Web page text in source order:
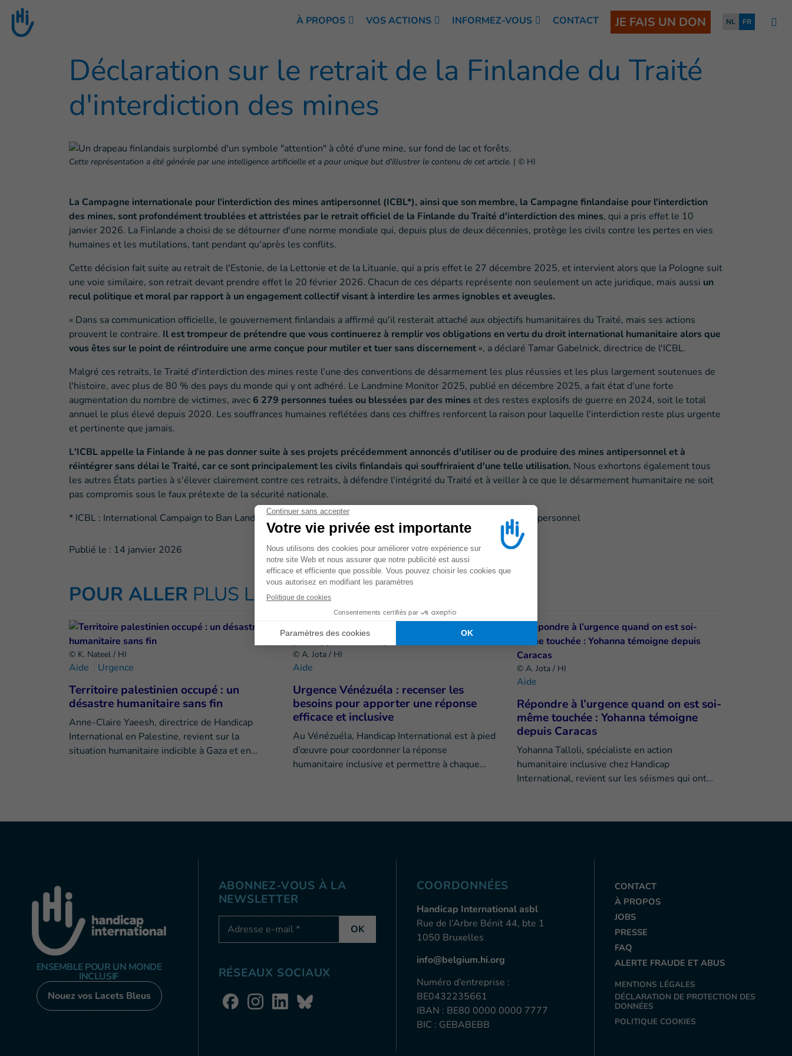
Goto main content
À PROPOS
VOS ACTIONS INFORMEZ-VOUS CONTACT JE FAIS UN DON NL FR
Déclaration sur le retrait de la Finlande du Traité
d'interdiction des mines
Cette représentation a été générée par une intelligence artificielle et a pour unique but d'illustrer le contenu de cet article. | © HI
La Campagne internationale pour l'interdiction des mines antipersonnel (ICBL*), ainsi que son membre, la Campagne finlandaise pour l'interdiction
des mines, sont profondément troublées et attristées par le retrait officiel de la Finlande du Traité d'interdiction des mines, qui a pris effet le 10
janvier 2026. La Finlande a choisi de se détourner d'une norme mondiale qui, depuis plus de deux décennies, protège les civils contre les pertes en vies
humaines et les mutilations, tant pendant qu'après les conflits.
Cette décision fait suite au retrait de l'Estonie, de la Lettonie et de la Lituanie, qui a pris effet le 27 décembre 2025, et intervient alors que la Pologne suit
une voie similaire, son retrait devant prendre effet le 20 février 2026. Chacun de ces départs représente non seulement un acte juridique, mais aussi un
recul politique et moral par rapport à un engagement collectif visant à interdire les armes ignobles et aveugles.
« Dans sa communication officielle, le gouvernement finlandais a affirmé qu'il resterait attaché aux objectifs humanitaires du Traité, mais ses actions
prouvent le contraire. Il est trompeur de prétendre que vous continuerez à remplir vos obligations en vertu du droit international humanitaire alors que
vous êtes sur le point de réintroduire une arme conçue pour mutiler et tuer sans discernement », a déclaré Tamar Gabelnick, directrice de l'ICBL.
Malgré ces retraits, le Traité d'interdiction des mines reste l'une des conventions de désarmement les plus réussies et les plus largement soutenues de
l'histoire, avec plus de 80 % des pays du monde qui y ont adhéré. Le Landmine Monitor 2025, publié en décembre 2025, a fait état d'une forte
augmentation du nombre de victimes, avec 6 279 personnes tuées ou blessées par des mines et des restes explosifs de guerre en 2024, soit le total
annuel le plus élevé depuis 2020. Les souffrances humaines reflétées dans ces chiffres renforcent la raison pour laquelle l'interdiction reste plus urgente
et pertinente que jamais.
L'ICBL appelle la Finlande à ne pas donner suite à ses projets précédemment annoncés d'utiliser ou de produire des mines antipersonnel et à
réintégrer sans délai le Traité, car ce sont principalement les civils finlandais qui souffriraient d'une telle utilisation. Nous exhortons également tous
les autres États parties à s'élever clairement contre ces retraits, à défendre l'intégrité du Traité et à veiller à ce que le désarmement humanitaire ne soit
pas compromis sous le faux prétexte de la sécurité nationale.
* ICBL : International Campaign to Ban Landmines / Campagne internationale pour l'interdiction des mines antipersonnel
Publié le : 14 janvier 2026
POUR ALLER PLUS LOIN
© K. Nateel / HI
Aide Urgence
Territoire palestinien occupé : un
désastre humanitaire sans fin
Anne-Claire Yaeesh, directrice de Handicap
International en Palestine, revient sur la
situation humanitaire indicible à Gaza et en…
© A. Jota / HI
Aide
Urgence Vénézuéla : recenser les
besoins pour apporter une réponse
efficace et inclusive
Au Vénézuéla, Handicap International est à pied
d’œuvre pour coordonner la réponse
humanitaire inclusive et permettre à chaque…
© A. Jota / HI
Aide
Répondre à l’urgence quand on est soi-
même touchée : Yohanna témoigne
depuis Caracas
Yohanna Talloli, spécialiste en action
humanitaire inclusive chez Handicap
International, revient sur les séismes qui ont…
ENSEMBLE POUR UN MONDE
INCLUSIF
Nouez vos Lacets Bleus
ABONNEZ-VOUS À LA
NEWSLETTER
Adresse e-mail
OK
RÉSEAUX SOCIAUX
COORDONNÉES
Handicap International asbl
Rue de l’Arbre Bénit 44, bte 1
1050 Bruxelles
info@belgium.hi.org
Numéro d’entreprise :
BE0432235661
IBAN : BE80 0000 0000 7777
BIC : GEBABEBB
CONTACT
À PROPOS
JOBS
PRESSE
FAQ
ALERTE FRAUDE ET ABUS
MENTIONS LÉGALES
DÉCLARATION DE PROTECTION DES
DONNÉES
POLITIQUE COOKIES